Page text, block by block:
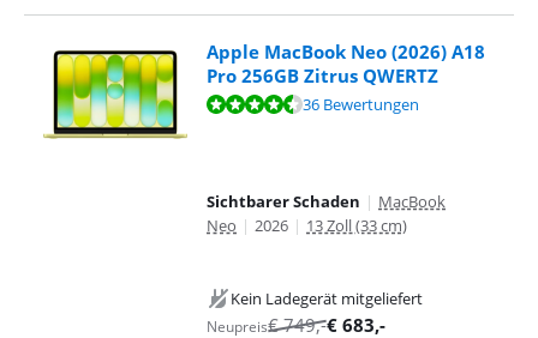
Apple MacBook Neo (2026) A18
Pro 256GB Zitrus QWERTZ
Bewertet mit 9,4 von 10, basierend auf 36 Bewertungen.
36 Bewertungen
Sichtbarer Schaden | MacBook
Neo | 2026 | 13 Zoll (33 cm)
Kein Ladegerät mitgeliefert
Neupreis€749,-€ 683,-